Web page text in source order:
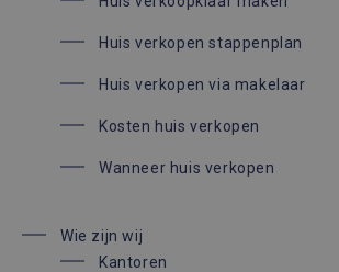
Huis verkopen stappenplan
Huis verkopen via makelaar
Kosten huis verkopen
Wanneer huis verkopen
Wie zijn wij
Kantoren